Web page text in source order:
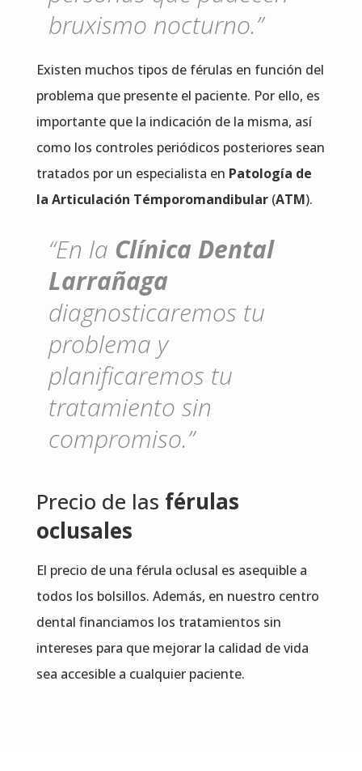
bruxismo nocturno.”
Existen muchos tipos de férulas en función del
problema que presente el paciente. Por ello, es
importante que la indicación de la misma, así
como los controles periódicos posteriores sean
tratados por un especialista en Patología de
la Articulación Témporomandibular (ATM).
“En la Clínica Dental
Larrañaga
diagnosticaremos tu
problema y
planificaremos tu
tratamiento sin
compromiso.”
Precio de las férulas
oclusales
El precio de una férula oclusal es asequible a
todos los bolsillos. Además, en nuestro centro
dental financiamos los tratamientos sin
intereses para que mejorar la calidad de vida
sea accesible a cualquier paciente.